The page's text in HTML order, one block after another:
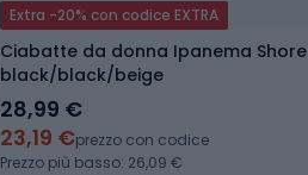
Extra -20% con codice EXTRA
Ciabatte da donna Ipanema Shore
black/black/beige
28,99 €
23,19 €prezzo con codice
Prezzo più basso: 26,09 €